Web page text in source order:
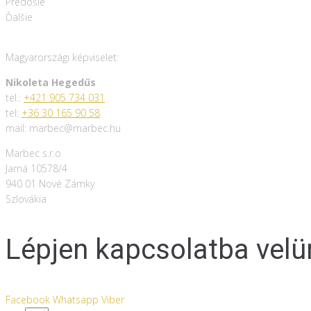
Ďalšie
Magyarországi képviselet:
Nikoleta Hegedűs
tel.: +421 905 734 031
tel: +36 30 165 90 58
mail: marbec@marbec.hu
Marbec s.r.o
Jarná 10578/4
940 01 Nové Zámky
Szlovákia
Lépjen kapcsolatba
Facebook Whatsapp Viber